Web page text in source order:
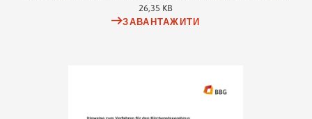
26,35 KB
ЗАВАНТАЖИТИ